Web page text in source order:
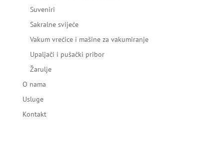
Suveniri
Sakralne svijeće
Vakum vrećice i mašine za vakumiranje
Upaljači i pušački pribor
Žarulje
O nama
Usluge
Kontakt